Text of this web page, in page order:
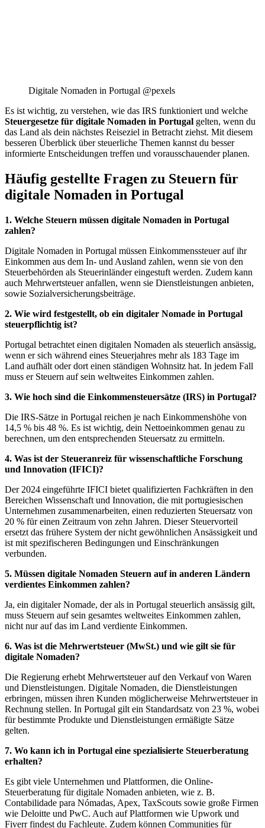
Digitale Nomaden in Portugal @pexels
Es ist wichtig, zu verstehen, wie das IRS funktioniert und welche
Steuergesetze für digitale Nomaden in Portugal gelten, wenn du
das Land als dein nächstes Reiseziel in Betracht ziehst. Mit diesem
besseren Überblick über steuerliche Themen kannst du besser
informierte Entscheidungen treffen und vorausschauender planen.
Häufig gestellte Fragen zu Steuern für
digitale Nomaden in Portugal
1. Welche Steuern müssen digitale Nomaden in Portugal
zahlen?
Digitale Nomaden in Portugal müssen Einkommenssteuer auf ihr
Einkommen aus dem In- und Ausland zahlen, wenn sie von den
Steuerbehörden als Steuerinländer eingestuft werden. Zudem kann
auch Mehrwertsteuer anfallen, wenn sie Dienstleistungen anbieten,
sowie Sozialversicherungsbeiträge.
2. Wie wird festgestellt, ob ein digitaler Nomade in Portugal
steuerpflichtig ist?
Portugal betrachtet einen digitalen Nomaden als steuerlich ansässig,
wenn er sich während eines Steuerjahres mehr als 183 Tage im
Land aufhält oder dort einen ständigen Wohnsitz hat. In jedem Fall
muss er Steuern auf sein weltweites Einkommen zahlen.
3. Wie hoch sind die Einkommensteuersätze (IRS) in Portugal?
Die IRS-Sätze in Portugal reichen je nach Einkommenshöhe von
14,5 % bis 48 %. Es ist wichtig, dein Nettoeinkommen genau zu
berechnen, um den entsprechenden Steuersatz zu ermitteln.
4. Was ist der Steueranreiz für wissenschaftliche Forschung
und Innovation (IFICI)?
Der 2024 eingeführte IFICI bietet qualifizierten Fachkräften in den
Bereichen Wissenschaft und Innovation, die mit portugiesischen
Unternehmen zusammenarbeiten, einen reduzierten Steuersatz von
20 % für einen Zeitraum von zehn Jahren. Dieser Steuervorteil
ersetzt das frühere System der nicht gewöhnlichen Ansässigkeit und
ist mit spezifischeren Bedingungen und Einschränkungen
verbunden.
5. Müssen digitale Nomaden Steuern auf in anderen Ländern
verdientes Einkommen zahlen?
Ja, ein digitaler Nomade, der als in Portugal steuerlich ansässig gilt,
muss Steuern auf sein gesamtes weltweites Einkommen zahlen,
nicht nur auf das im Land verdiente Einkommen.
6. Was ist die Mehrwertsteuer (MwSt.) und wie gilt sie für
digitale Nomaden?
Die Regierung erhebt Mehrwertsteuer auf den Verkauf von Waren
und Dienstleistungen. Digitale Nomaden, die Dienstleistungen
erbringen, müssen ihren Kunden möglicherweise Mehrwertsteuer in
Rechnung stellen. In Portugal gilt ein Standardsatz von 23 %, wobei
für bestimmte Produkte und Dienstleistungen ermäßigte Sätze
gelten.
7. Wo kann ich in Portugal eine spezialisierte Steuerberatung
erhalten?
Es gibt viele Unternehmen und Plattformen, die Online-
Steuerberatung für digitale Nomaden anbieten, wie z. B.
Contabilidade para Nómadas, Apex, TaxScouts sowie große Firmen
wie Deloitte und PwC. Auch auf Plattformen wie Upwork und
Fiverr findest du Fachleute. Zudem können Communities für